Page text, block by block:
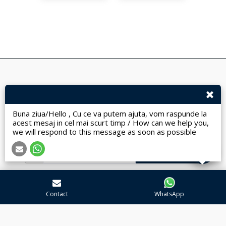
Traditional Art Design
Drepturi de autor © 2026 Toate drepturile rezervate
Terms |Privacy| Accesibilitate
ACASA MAGAZIN DESPRE CONTACT MAI MULT
WhatsApp
Contact
Buna ziua/Hello , Cu ce va putem ajuta, vom raspunde la
acest mesaj in cel mai scurt timp / How can we help you,
we will respond to this message as soon as possible